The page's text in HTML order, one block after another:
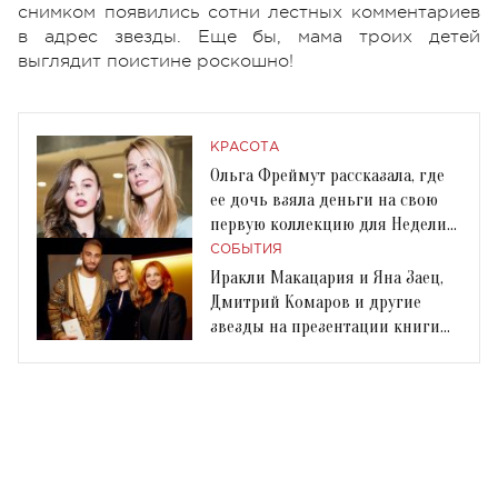
снимком появились сотни лестных комментариев
в адрес звезды. Еще бы, мама троих детей
выглядит поистине роскошно!
КРАСОТА
Ольга Фреймут рассказала, где
ее дочь взяла деньги на свою
первую коллекцию для Недели
моды
СОБЫТИЯ
Иракли Макацария и Яна Заец,
Дмитрий Комаров и другие
звезды на презентации книги